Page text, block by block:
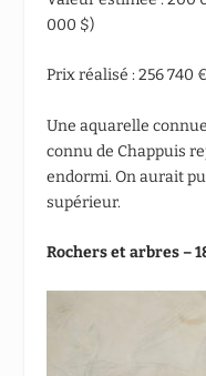
000 $)
Prix réalisé : 256 740
Une aquarelle
connu de Chappuis
endormi. On aurait
supérieur.
Rochers et arbres –